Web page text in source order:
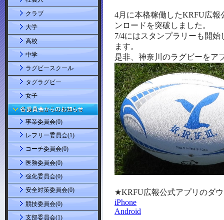
クラブ
大学
高校
中学
ラグビースクール
タグラグビー
女子
事業委員会(0)
レフリー委員会(1)
コーチ委員会(0)
医務委員会(0)
強化委員会(0)
安全対策委員会(0)
競技委員会(0)
支部委員会(1)